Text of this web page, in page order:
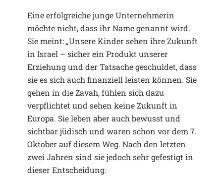
Eine erfolgreiche junge Unternehmerin
möchte nicht, dass ihr Name genannt wird.
Sie meint: „Unsere Kinder sehen ihre Zukunft
in Israel – sicher ein Produkt unserer
Erziehung und der Tatsache geschuldet, dass
sie es sich auch finanziell leisten können. Sie
gehen in die Zavah, fühlen sich dazu
verpflichtet und sehen keine Zukunft in
Europa. Sie leben aber auch bewusst und
sichtbar jüdisch und waren schon vor dem 7.
Oktober auf diesem Weg. Nach den letzten
zwei Jahren sind sie jedoch sehr gefestigt in
dieser Entscheidung.